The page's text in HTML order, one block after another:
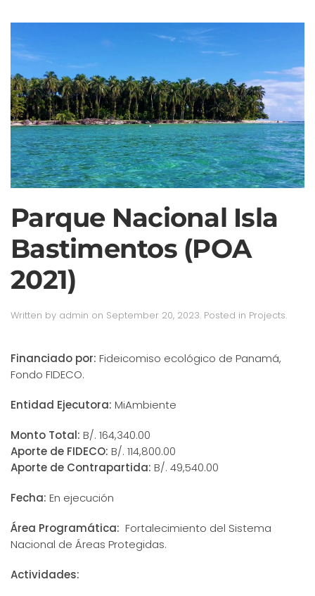
Parque Nacional Isla
Bastimentos (POA
2021)
Written by admin on September 20, 2023. Posted in Projects.
Financiado por: Fideicomiso ecológico de Panamá,
Fondo FIDECO.
Entidad Ejecutora: MiAmbiente
Monto Total: B/. 164,340.00
Aporte de FIDECO: B/. 114,800.00
Aporte de Contrapartida: B/. 49,540.00
Fecha: En ejecución
Área Programática: Fortalecimiento del Sistema
Nacional de Áreas Protegidas.
Actividades: